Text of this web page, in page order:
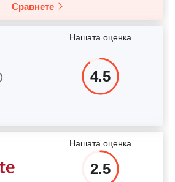
Сравнете
Нашата оценка
4.5
Нашата оценка
2.5